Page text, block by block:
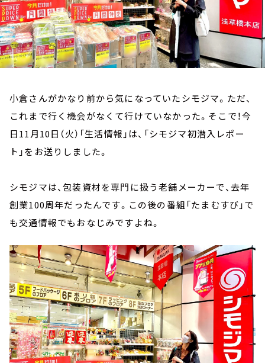
小倉さんがかなり前から気になっていたシモジマ。ただ、
これまで行く機会がなくて行けていなかった。そこで！今
日11月10日（火）「生活情報」は、「シモジマ初潜入レポー
ト」をお送りしました。
シモジマは、包装資材を専門に扱う老舗メーカーで、去年
創業100周年だったんです。この後の番組「たまむすび」で
も交通情報でもおなじみですよね。